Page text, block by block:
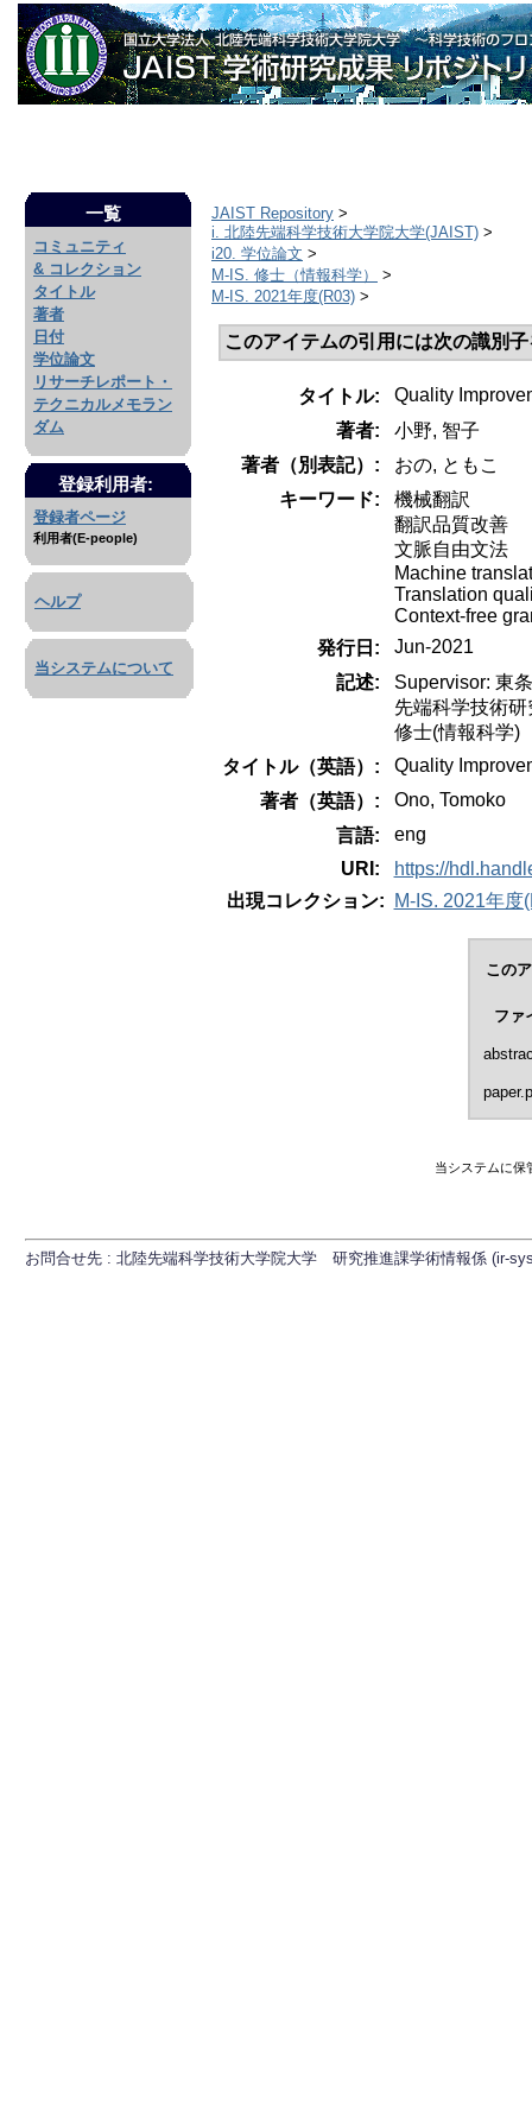
一覧
コミュニティ
& コレクション
タイトル
著者
日付
学位論文
リサーチレポート・
テクニカルメモラン
ダム
登録利用者:
登録者ページ
利用者(E-people)
ヘルプ
当システムについて
JAIST Repository >
i. 北陸先端科学技術大学院大学(JAIST) >
i20. 学位論文 >
M-IS. 修士（情報科学）
>
M-IS. 2021年度(R03) >
このアイテムの引用には次の識別
タイトル:
Quality
著者:
小野, 智子
著者（別表記）:
おの, ともこ
キーワード:
機械翻訳
翻訳品質改善
文脈自由文法
Machine
Translation
Context-free
発行日:
Jun-2021
記述:
Supervisor: 東
先端科学技術研
修士(情報科学)
タイトル（英語）:
Quality
著者（英語）:
Ono, Tomoko
言語:
eng
URI:
https://
出現コレクション:
M-IS. 2021年度
この
ファ
当システムに保
お問合せ先 : 北陸先端科学技術大学院大学 研究推進課学術情報係 (ir-